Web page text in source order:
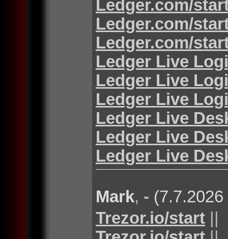
Ledger.com/
Ledger.com/
Ledger.com/
Ledger Live
Ledger Live
Ledger Live
Ledger Live
Ledger Live
Ledger Live
Mark, -
Trezor.io/start ||